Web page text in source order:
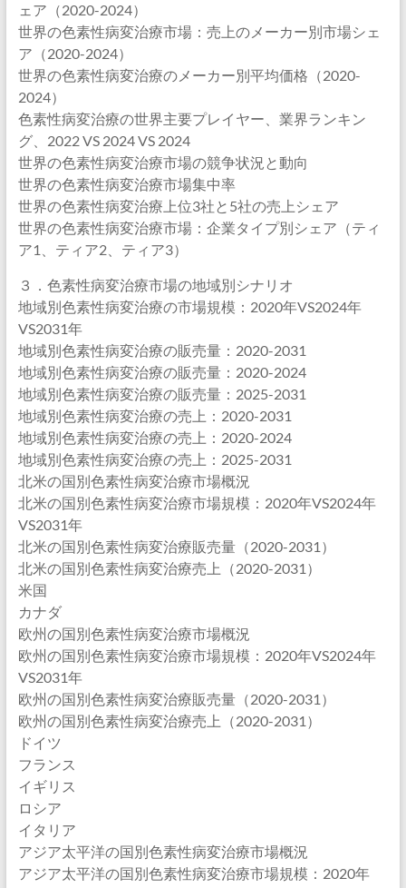
ェア（2020-2024）
世界の色素性病変治療市場：売上のメーカー別市場シェ
ア（2020-2024）
世界の色素性病変治療のメーカー別平均価格（2020-
2024）
色素性病変治療の世界主要プレイヤー、業界ランキン
グ、2022 VS 2024 VS 2024
世界の色素性病変治療市場の競争状況と動向
世界の色素性病変治療市場集中率
世界の色素性病変治療上位3社と5社の売上シェア
世界の色素性病変治療市場：企業タイプ別シェア（ティ
ア1、ティア2、ティア3）
３．色素性病変治療市場の地域別シナリオ
地域別色素性病変治療の市場規模：2020年VS2024年
VS2031年
地域別色素性病変治療の販売量：2020-2031
地域別色素性病変治療の販売量：2020-2024
地域別色素性病変治療の販売量：2025-2031
地域別色素性病変治療の売上：2020-2031
地域別色素性病変治療の売上：2020-2024
地域別色素性病変治療の売上：2025-2031
北米の国別色素性病変治療市場概況
北米の国別色素性病変治療市場規模：2020年VS2024年
VS2031年
北米の国別色素性病変治療販売量（2020-2031）
北米の国別色素性病変治療売上（2020-2031）
米国
カナダ
欧州の国別色素性病変治療市場概況
欧州の国別色素性病変治療市場規模：2020年VS2024年
VS2031年
欧州の国別色素性病変治療販売量（2020-2031）
欧州の国別色素性病変治療売上（2020-2031）
ドイツ
フランス
イギリス
ロシア
イタリア
アジア太平洋の国別色素性病変治療市場概況
アジア太平洋の国別色素性病変治療市場規模：2020年